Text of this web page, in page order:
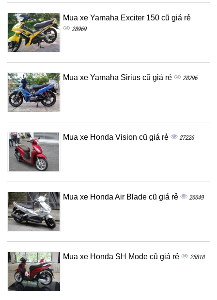
Mua xe Yamaha Exciter 150 cũ giá rẻ
28969
Mua xe Yamaha Sirius cũ giá rẻ 28296
Mua xe Honda Vision cũ giá rẻ 27226
Mua xe Honda Air Blade cũ giá rẻ 26649
Mua xe Honda SH Mode cũ giá rẻ 25818